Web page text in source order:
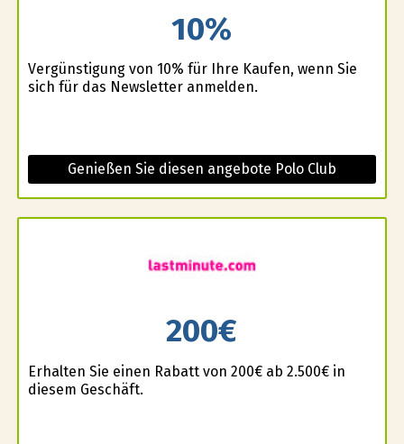
10%
Vergünstigung von 10% für Ihre Kaufen, wenn Sie
sich für das Newsletter anmelden.
Genießen Sie diesen angebote Polo Club
200€
Erhalten Sie einen Rabatt von 200€ ab 2.500€ in
diesem Geschäft.